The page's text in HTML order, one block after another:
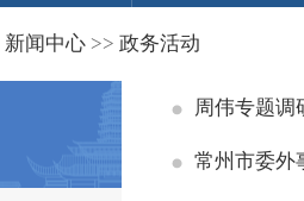
新闻中心 >> 政务活动
周伟专题调
常州市委外